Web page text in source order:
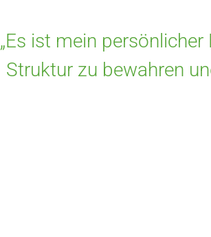
„Es ist mein
Struktur zu bewahren